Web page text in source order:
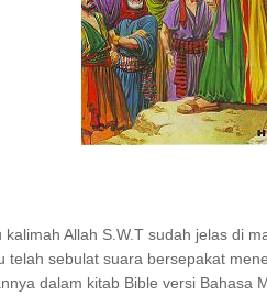
kalimah Allah S.W.T sudah jelas di
telah sebulat suara bersepakat
dalam kitab Bible versi Bahasa